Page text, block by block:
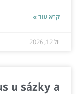
קרא עוד »
יול 12, 2026
u sázky a